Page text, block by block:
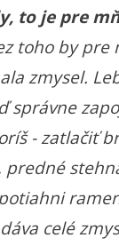
to je pre
toho by pre
zmysel.
správne
- zatlačiť
predné
celé